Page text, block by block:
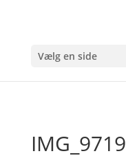
Vælg en side
IMG_9719